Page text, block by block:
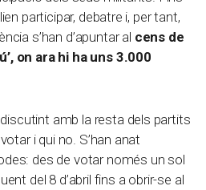
participar, debatre i, per tant,
s’han d’apuntar al cens de
on ara hi ha uns 3.000
amb la resta dels partits
i qui no. S’han anat
des de votar només un sol
del 8 d’abril fins a obrir-se al